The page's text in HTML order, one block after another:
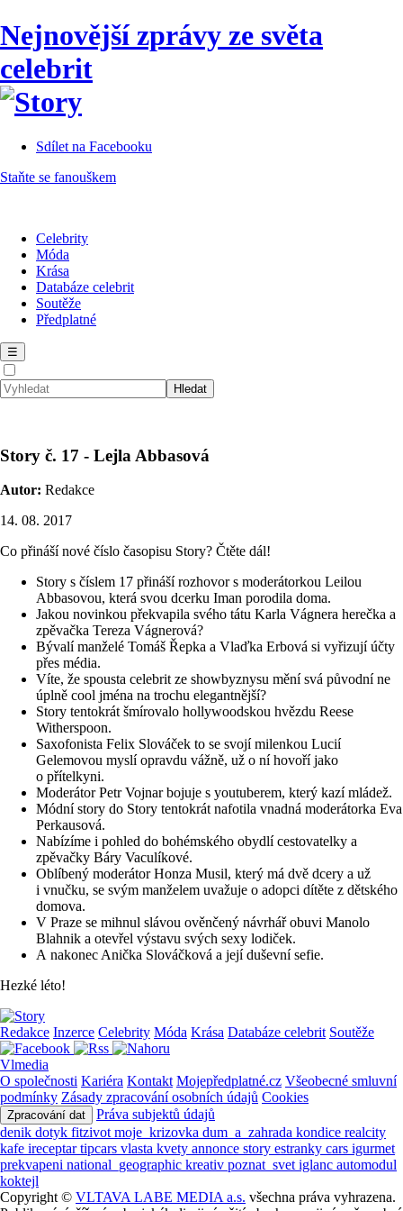
Nejnovější zprávy ze světa
celebrit
Sdílet na Facebooku
Staňte se fanouškem
Celebrity
Móda
Krása
Databáze celebrit
Soutěže
Předplatné
☰
Story č. 17 - Lejla Abbasová
Autor: Redakce
14. 08. 2017
Co přináší nové číslo časopisu Story? Čtěte dál!
Story s číslem 17 přináší rozhovor s moderátorkou Leilou
Abbasovou, která svou dcerku Iman porodila doma.
Jakou novinkou překvapila svého tátu Karla Vágnera herečka a
zpěvačka Tereza Vágnerová?
Bývalí manželé Tomáš Řepka a Vlaďka Erbová si vyřizují účty
přes média.
Víte, že spousta celebrit ze showbyznysu mění svá původní ne
úplně cool jména na trochu elegantnější?
Story tentokrát šmírovalo hollywoodskou hvězdu Reese
Witherspoon.
Saxofonista Felix Slováček to se svojí milenkou Lucií
Gelemovou myslí opravdu vážně, už o ní hovoří jako
o přítelkyni.
Moderátor Petr Vojnar bojuje s youtuberem, který kazí mládež.
Módní story do Story tentokrát nafotila vnadná moderátorka Eva
Perkausová.
Nabízíme i pohled do bohémského obydlí cestovatelky a
zpěvačky Báry Vaculíkové.
Oblíbený moderátor Honza Musil, který má dvě dcery a už
i vnučku, se svým manželem uvažuje o adopci dítěte z dětského
domova.
V Praze se mihnul slávou ověnčený návrhář obuvi Manolo
Blahnik a otevřel výstavu svých sexy lodiček.
A nakonec Anička Slováčková a její duševní sefie.
Hezké léto!
Redakce Inzerce Celebrity Móda Krása Databáze celebrit Soutěže
Vlmedia
O společnosti Kariéra Kontakt Mojepředplatné.cz Všeobecné smluvní
podmínky Zásady zpracování osobních údajů Cookies
Zpracování dat
Práva subjektů údajů
denik dotyk fitzivot moje_krizovka dum_a_zahrada kondice realcity
kafe ireceptartipcars vlasta kvety annonce story estranky cars igurmet
prekvapeni national_geographic kreativ poznat_svet iglanc automodul
koktejl
Copyright © VLTAVA LABE MEDIA a.s. všechna práva vyhrazena.